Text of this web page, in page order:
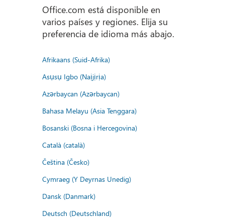
Office.com está disponible en
varios países y regiones. Elija su
preferencia de idioma más abajo.
Afrikaans (Suid-Afrika)
Asụsụ Igbo (Naịjịrịa)
Azərbaycan (Azərbaycan)
Bahasa Melayu (Asia Tenggara)
Bosanski (Bosna i Hercegovina)
Català (català)
Čeština (Česko)
Cymraeg (Y Deyrnas Unedig)
Dansk (Danmark)
Deutsch (Deutschland)